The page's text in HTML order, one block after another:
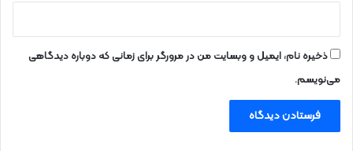
ذخیره نام، ایمیل و وبسایت من در مرورگر برای زمانی که دوباره دیدگاهی
می‌نویسم.